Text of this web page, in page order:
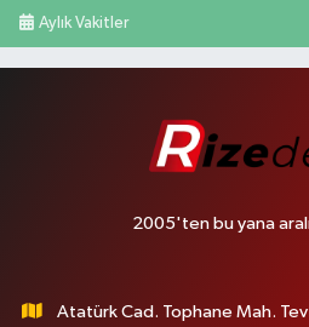
Aylık Vakitler
2005'ten bu yana
Atatürk Cad. Tophane Mah.